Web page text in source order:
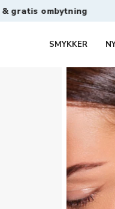
Det
SMYKKER